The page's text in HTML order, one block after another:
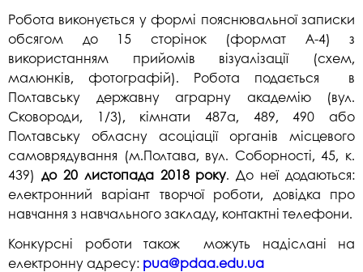
Робота виконується у формі пояснювальної записки
обсягом до 15 сторінок (формат А-4) з
використанням прийомів візуалізації (схем,
малюнків, фотографій). Робота подається в
Полтавську державну аграрну академію (вул.
Сковороди, 1/3), кімнати 487а, 489, 490 або
Полтавську обласну асоціації органів місцевого
самоврядування (м.Полтава, вул. Соборності, 45, к.
439) до 20 листопада2018 року. До неї додаються:
електронний варіант творчої роботи, довідка про
навчання з навчального закладу, контактні телефони.
Конкурсні роботи також можуть надіслані на
електронну адресу: pua@pdaa.edu.ua